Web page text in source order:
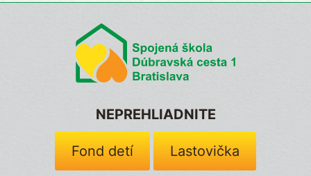
NEPREHLIADNITE
Fond detí Lastovička